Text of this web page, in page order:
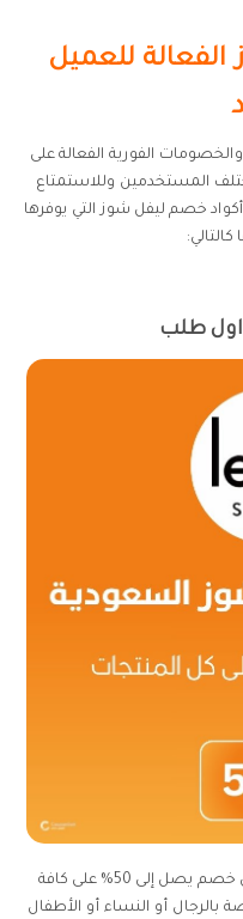
للعميل
الفورية الفعالة على
المستخدمين وللاستمتاع
خصم ليفل شوز التي يوفرها
طلب
يوفر كود خصم ليفل شوز توصيل مجاني خصم يصل إلى 50% على كافة
بالرجال أو النساء أو الأطفال